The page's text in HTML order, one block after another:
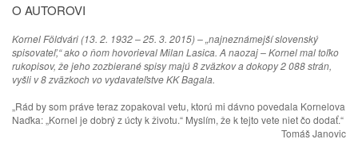
O AUTOROVI
Kornel Földvári (13. 2. 1932 – 25. 3. 2015) – „najneznámejší slovenský
spisovateľ,“ ako o ňom hovorieval Milan Lasica. A naozaj – Kornel mal toľko
rukopisov, že jeho zozbierané spisy majú 8 zväzkov a dokopy 2 088 strán,
vyšli v 8 zväzkoch vo vydavateľstve KK Bagala.
„Rád by som práve teraz zopakoval vetu, ktorú mi dávno povedala Kornelova
Naďka: „Kornel je dobrý z úcty k životu.“ Myslím, že k tejto vete niet čo dodať.“
Tomáš Janovic